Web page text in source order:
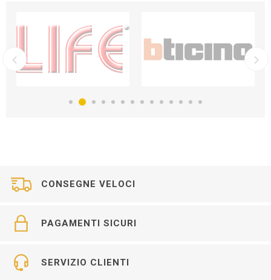
CONSEGNE VELOCI
PAGAMENTI SICURI
SERVIZIO CLIENTI